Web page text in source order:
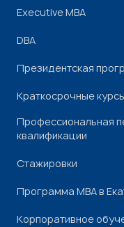
Executive MBA
DBA
Президентская
Краткосрочные
Профессиональная
квалификации
Стажировки
Программа МВА в
Корпоративное